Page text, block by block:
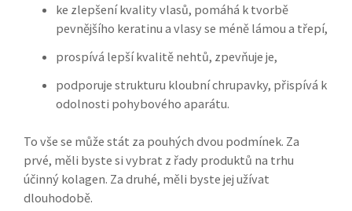
ke zlepšení kvality vlasů, pomáhá k tvorbě
pevnějšího keratinu a vlasy se méně lámou a třepí,
prospívá lepší kvalitě nehtů, zpevňuje je,
podporuje strukturu kloubní chrupavky, přispívá k
odolnosti pohybového aparátu.
To vše se může stát za pouhých dvou podmínek. Za
prvé, měli byste si vybrat z řady produktů na trhu
účinný kolagen. Za druhé, měli byste jej užívat
dlouhodobě.